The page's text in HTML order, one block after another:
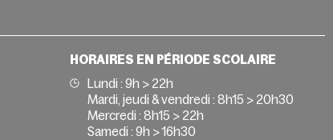
HORAIRES EN PÉRIODE SCOLAIRE
Lundi : 9h > 22h
Mardi, jeudi & vendredi : 8h15 > 20h30
Mercredi : 8h15 > 22h
Samedi : 9h > 16h30